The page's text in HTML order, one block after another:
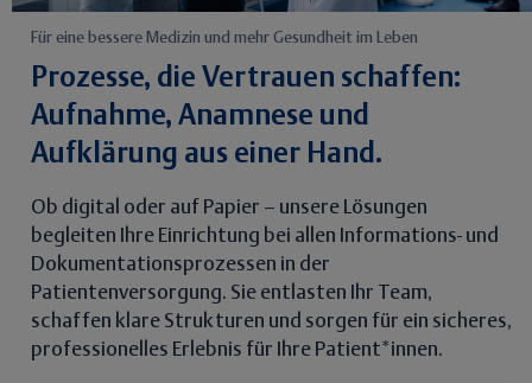
Für eine bessere Medizin und mehr Gesundheit im Leben
Prozesse, die Vertrauen schaffen:
Aufnahme, Anamnese und
Aufklärung aus einer Hand.
Ob digital oder auf Papier – unsere Lösungen
begleiten Ihre Einrichtung bei allen Informations- und
Dokumentationsprozessen in der
Patientenversorgung. Sie entlasten Ihr Team,
schaffen klare Strukturen und sorgen für ein sicheres,
professionelles Erlebnis für Ihre Patient*innen.